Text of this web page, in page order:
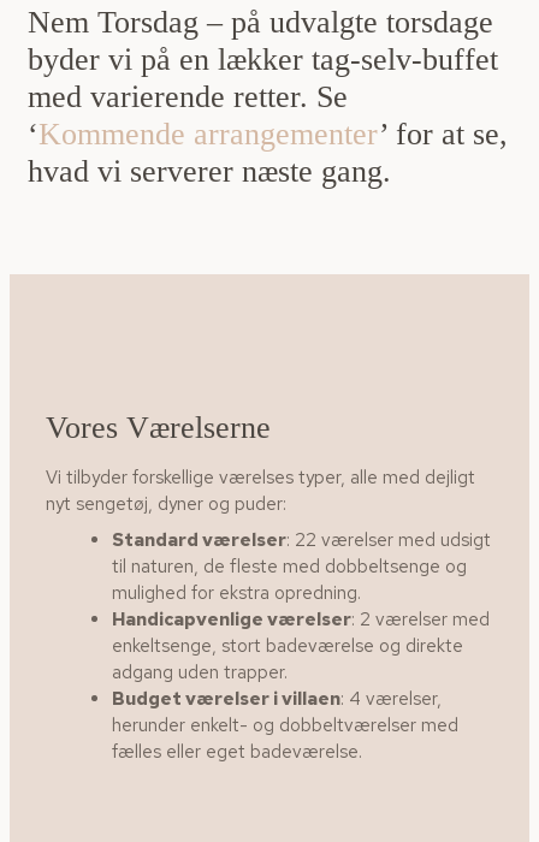
Nem Torsdag – på udvalgte torsdage
byder vi på en lækker tag‑selv‑buffet
med varierende retter. Se
‘Kommende arrangementer’ for at se,
hvad vi serverer næste gang.
Vores Værelserne
Vi tilbyder forskellige værelses typer, alle med dejligt
nyt sengetøj, dyner og puder:
Standard værelser: 22 værelser med udsigt
til naturen, de fleste med dobbeltsenge og
mulighed for ekstra opredning.
Handicapvenlige værelser: 2 værelser med
enkeltsenge, stort badeværelse og direkte
adgang uden trapper.
Budget værelser i villaen: 4 værelser,
herunder enkelt- og dobbeltværelser med
fælles eller eget badeværelse.